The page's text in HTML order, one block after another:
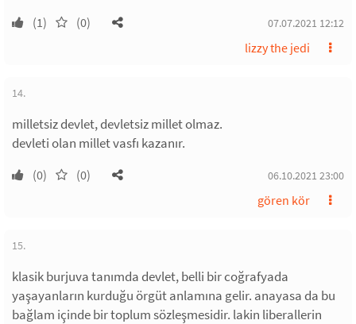
(1) (0) 07.07.2021 12:12
lizzy the jedi
14.
milletsiz devlet, devletsiz millet olmaz.
devleti olan millet vasfı kazanır.
(0) (0) 06.10.2021 23:00
gören kör
15.
klasik burjuva tanımda devlet, belli bir coğrafyada
yaşayanların kurduğu örgüt anlamına gelir. anayasa da bu
bağlam içinde bir toplum sözleşmesidir. lakin liberallerin